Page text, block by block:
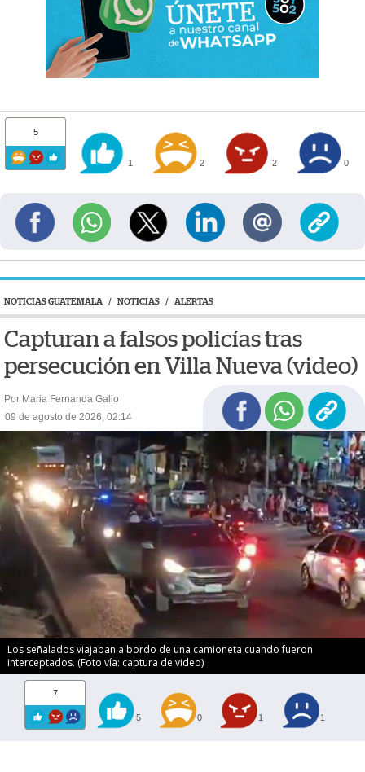
5
1 2 2 0
NOTICIAS GUATEMALA / NOTICIAS / ALERTAS
Capturan a falsos policías tras
persecución en Villa Nueva (video)
Por Maria Fernanda Gallo
09 de agosto de 2026, 02:14
Los señalados viajaban a bordo de una camioneta cuando fueron
interceptados. (Foto vía: captura de video)
7
5 0 1 1